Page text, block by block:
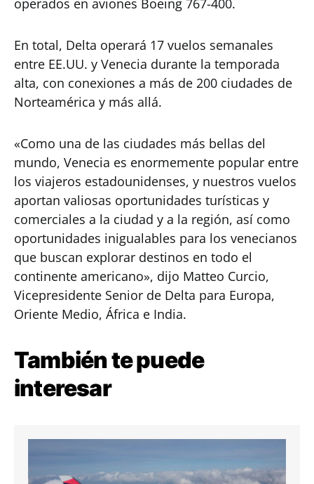
operados en aviones Boeing 767-400.
En total, Delta operará 17 vuelos semanales
entre EE.UU. y Venecia durante la temporada
alta, con conexiones a más de 200 ciudades de
Norteamérica y más allá.
«Como una de las ciudades más bellas del
mundo, Venecia es enormemente popular entre
los viajeros estadounidenses, y nuestros vuelos
aportan valiosas oportunidades turísticas y
comerciales a la ciudad y a la región, así como
oportunidades inigualables para los venecianos
que buscan explorar destinos en todo el
continente americano», dijo Matteo Curcio,
Vicepresidente Senior de Delta para Europa,
Oriente Medio, África e India.
También te puede
interesar